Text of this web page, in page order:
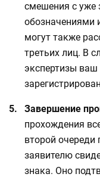
смешения с уже
обозначениями
могут также
третьих лиц. В
экспертизы
Завершение
прохождения
второй очереди
заявителю
знака. Оно